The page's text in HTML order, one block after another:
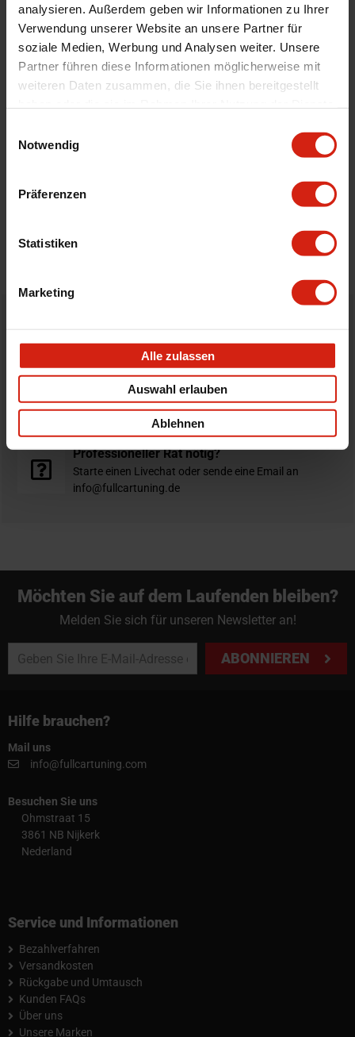
analysieren. Außerdem geben wir Informationen zu Ihrer
Verwendung unserer Website an unsere Partner für
soziale Medien, Werbung und Analysen weiter. Unsere
Partner führen diese Informationen möglicherweise mit
weiteren Daten zusammen, die Sie ihnen bereitgestellt
Notwendig
Präferenzen
Statistiken
Marketing
Alle zulassen
Auswahl erlauben
Ablehnen
Material
Gummi
Universal
Technische Daten
G-Profil
verschickt am selben Tag
Nicht zufrieden?
Du hast immer eine 14-tägige Rückgabefrist um deine
Bestellung zurück zu geben.
Professioneller Rat nötig?
Starte einen Livechat oder sende eine Email an
info@fullcartuning.de
Möchten Sie auf dem Laufenden bleiben?
Melden Sie sich für unseren Newsletter an!
ABONNIEREN
Hilfe brauchen?
Mail uns
info@fullcartuning.com
Besuchen Sie uns
Ohmstraat 15
3861 NB Nijkerk
Nederland
Service und Informationen
Bezahlverfahren
Versandkosten
Rückgabe und Umtausch
Kunden FAQs
Über uns
Unsere Marken